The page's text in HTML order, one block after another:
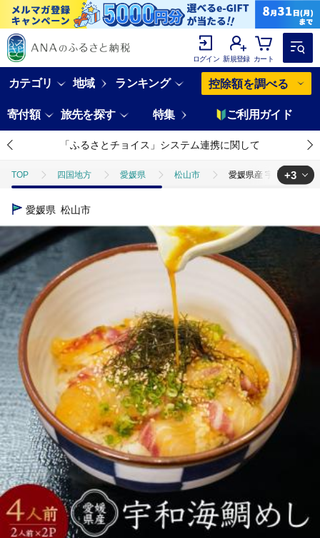
ログイン 新規登録 カート
カテゴリ 地域 ランキング 控除額を調べる
寄付額 旅先を探す 特集 ご利用ガイド
「ふるさとチョイス」システム連携に関して
TOP 四国地方 愛媛県 松山市 愛媛県産 宇和海鯛めし
TOP
TOP 魚介類 鮮魚 ほかの鮮魚 愛媛県産 宇和海鯛めし
TOP 加工食品 ほかの加工食品 愛媛県産 宇和海鯛めし 2人
+3
愛媛県 松山市